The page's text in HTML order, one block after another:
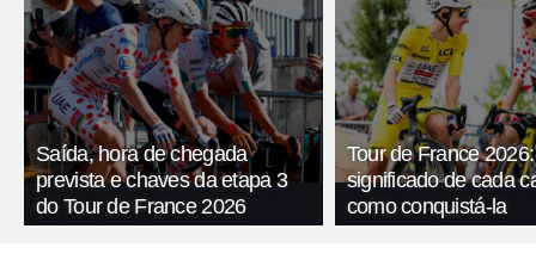
Saída, hora de chegada
prevista e chaves da etapa 3
do Tour de France 2026
Tour de France
significado de cada
como conquistá-la